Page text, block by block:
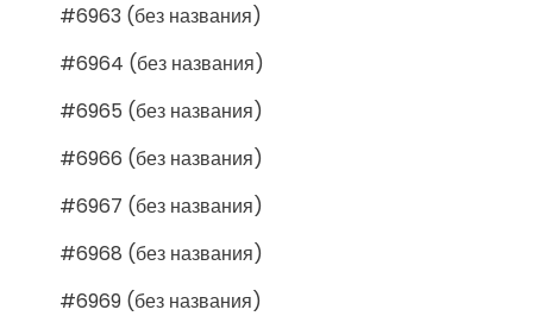
#6963 (без названия)
#6964 (без названия)
#6965 (без названия)
#6966 (без названия)
#6967 (без названия)
#6968 (без названия)
#6969 (без названия)